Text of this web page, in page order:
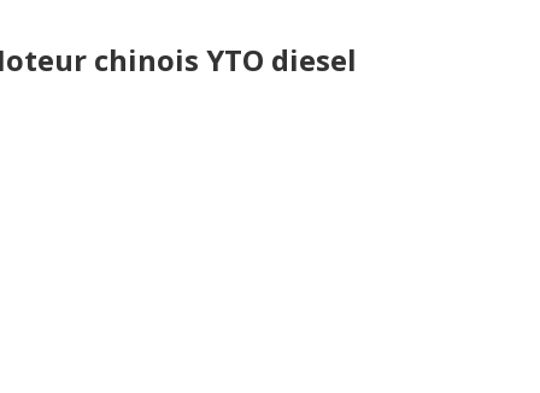
chinois YTO diesel